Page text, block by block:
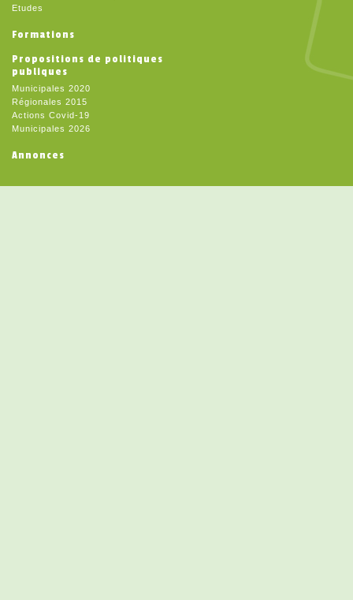
Etudes
Formations
Propositions de politiques
publiques
Municipales 2020
Régionales 2015
Actions Covid-19
Municipales 2026
Annonces